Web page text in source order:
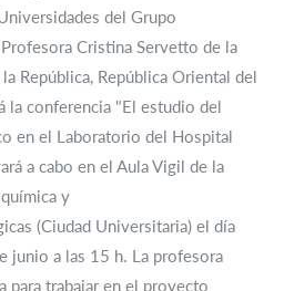
del Grupo
Cristina Servetto de la
República, República Oriental del
la conferencia "El estudio del
en el Laboratorio del Hospital
a cabo en el Aula Vigil de la
y
(Ciudad Universitaria) el día
junio a las 15 h. La profesora
para trabajar en el proyecto